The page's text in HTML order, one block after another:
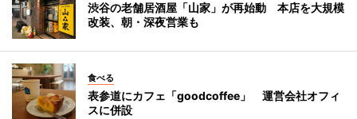
渋谷の老舗居酒屋「山家」が再始動 本店を大規模
改装、朝・深夜営業も
食べる
表参道にカフェ「goodcoffee」 運営会社オフィ
スに併設